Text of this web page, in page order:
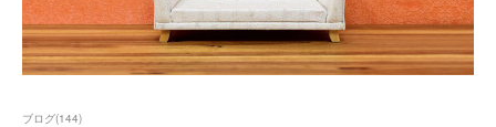
ブログ(144)